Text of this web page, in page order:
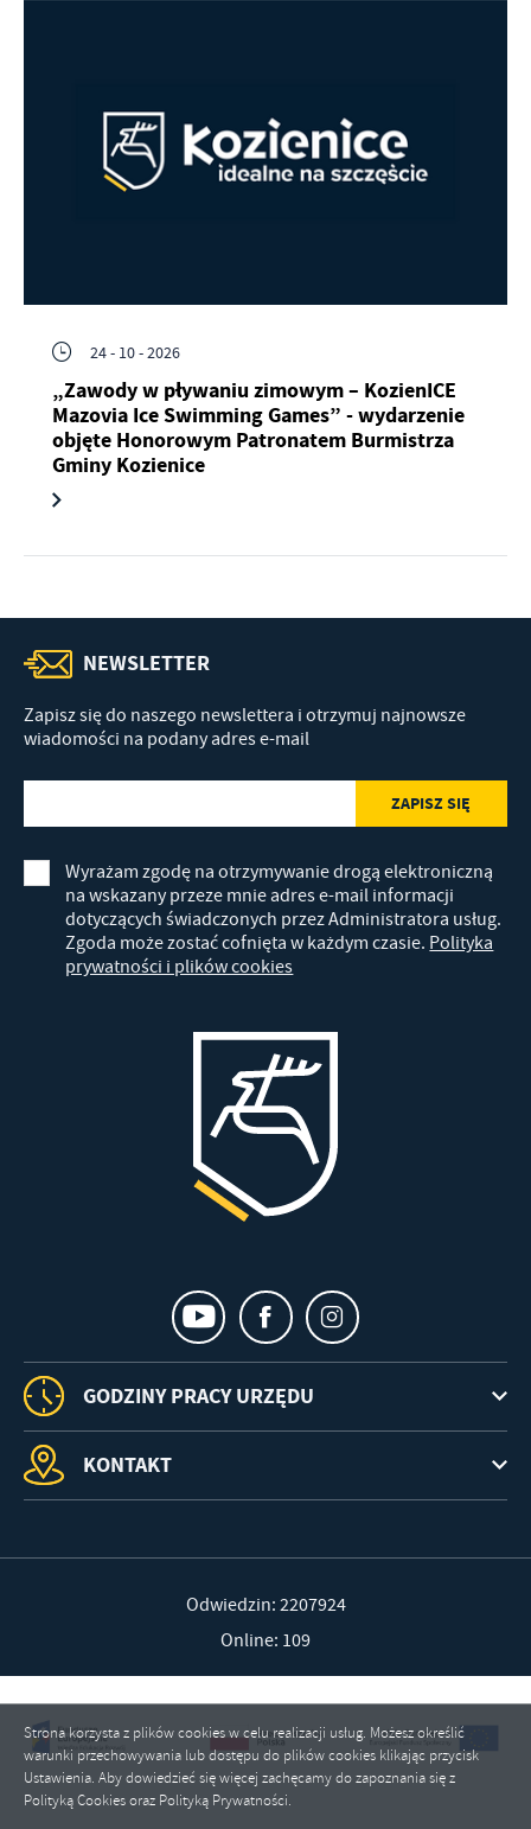
24 - 10 - 2026
„Zawody w pływaniu zimowym – KozienICE
Mazovia Ice Swimming Games” - wydarzenie
objęte Honorowym Patronatem Burmistrza
Gminy Kozienice
NEWSLETTER
Zapisz się do naszego newslettera i otrzymuj najnowsze
wiadomości na podany adres e-mail
Wyrażam zgodę na otrzymywanie drogą elektroniczną
na wskazany przeze mnie adres e-mail informacji
dotyczących świadczonych przez Administratora usług.
Zgoda może zostać cofnięta w każdym czasie. Polityka
prywatności i plików cookies
GODZINY PRACY URZĘDU
KONTAKT
Odwiedzin: 2207924
Online: 109
Strona korzysta z plików cookies w celu realizacji usług. Możesz określić
warunki przechowywania lub dostępu do plików cookies klikając przycisk
Ustawienia. Aby dowiedzieć się więcej zachęcamy do zapoznania się z
Polityką Cookies oraz Polityką Prywatności.
ZAPISZ WYBRANE